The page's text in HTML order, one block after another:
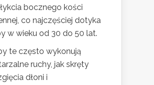
bocznego kości
co najczęściej dotyka
w wieku od 30 do 50 lat.
te często wykonują
ruchy, jak skręty
dłoni i